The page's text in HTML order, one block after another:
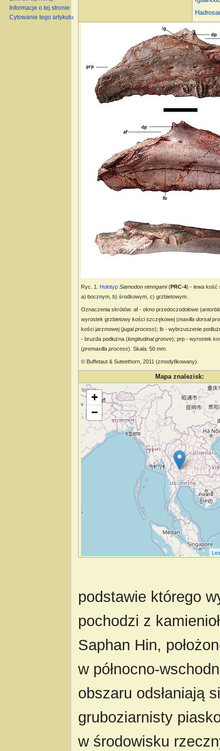
Ryc. 1.Holotyp Siamodon nimngami(PRC-4) - lewa kość
a) bocznym, b) środkowym, c) grzbietowym.
Oznaczenia skrótów: af - okno przedoczodołowe (
wyrostek grzbietowy kości szczękowej (maxilla dorsal
kości jarzmowej (jugal process); lb - wybrzuszenie
- bruzda podłużna (longitudinal groove); prp - wyrostek
(premaxilla process). Skala: 50 mm.
© Buffetaut & Suteethorn, 2011 (zmodyfikowany).
Mapa znalezisk:
Wczytywanie mapy…
+
−
podstawie którego
pochodzi z
Saphan Hin,
w północno-
obszaru odsłaniają
gruboziarnisty
w środowisku
Informacje o tej stronie
Cytowanie tego artykułu